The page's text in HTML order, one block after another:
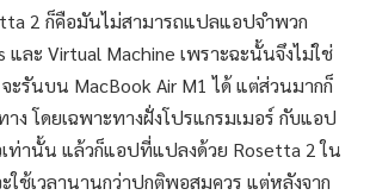
2 ก็คือมันไม่สามารถแปลแอปจำพวก
และ Virtual Machine เพราะฉะนั้นจึงไม่ใช่
รันบน MacBook Air M1 ได้ แต่ส่วนมากก็
ง โดยเฉพาะทางฝั่งโปรแกรมเมอร์ กับแอป
เท่านั้น แล้วก็แอปที่แปลงด้วย Rosetta 2 ใน
ใช้เวลานานกว่าปกติพอสมควร แต่หลังจาก